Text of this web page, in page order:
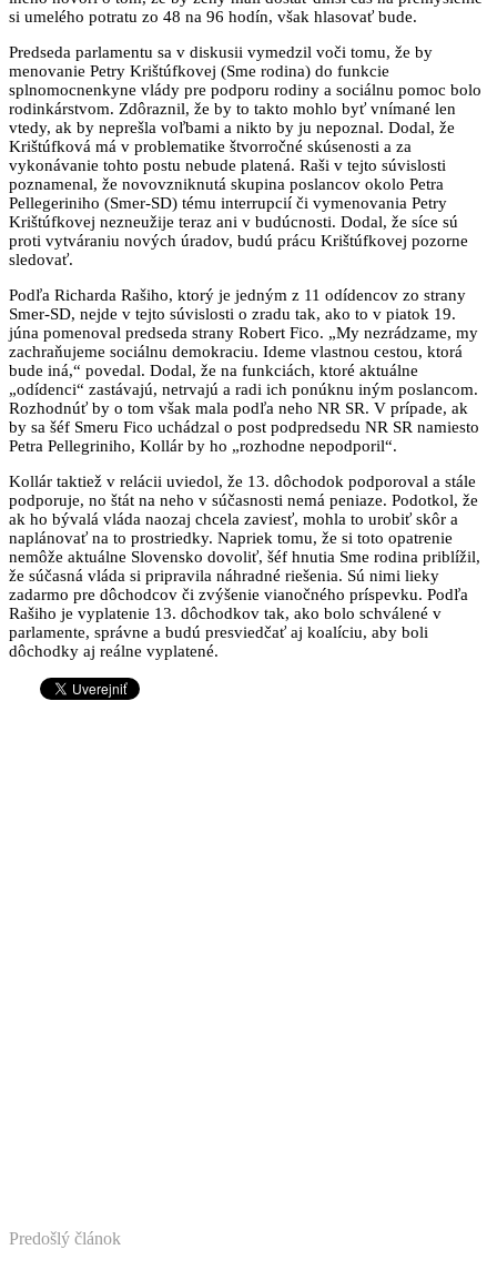
si umelého potratu zo 48 na 96 hodín, však hlasovať bude.
Predseda parlamentu sa v diskusii vymedzil voči tomu, že by
menovanie Petry Krištúfkovej (Sme rodina) do funkcie
splnomocnenkyne vlády pre podporu rodiny a sociálnu pomoc bolo
rodinkárstvom. Zdôraznil, že by to takto mohlo byť vnímané len
vtedy, ak by neprešla voľbami a nikto by ju nepoznal. Dodal, že
Krištúfková má v problematike štvorročné skúsenosti a za
vykonávanie tohto postu nebude platená. Raši v tejto súvislosti
poznamenal, že novovzniknutá skupina poslancov okolo Petra
Pellegeriniho (Smer-SD) tému interrupcií či vymenovania Petry
Krištúfkovej nezneužije teraz ani v budúcnosti. Dodal, že síce sú
proti vytváraniu nových úradov, budú prácu Krištúfkovej pozorne
sledovať.
Podľa Richarda Rašiho, ktorý je jedným z 11 odídencov zo strany
Smer-SD, nejde v tejto súvislosti o zradu tak, ako to v piatok 19.
júna pomenoval predseda strany Robert Fico. „My nezrádzame, my
zachraňujeme sociálnu demokraciu. Ideme vlastnou cestou, ktorá
bude iná,“ povedal. Dodal, že na funkciách, ktoré aktuálne
„odídenci“ zastávajú, netrvajú a radi ich ponúknu iným poslancom.
Rozhodnúť by o tom však mala podľa neho NR SR. V prípade, ak
by sa šéf Smeru Fico uchádzal o post podpredsedu NR SR namiesto
Petra Pellegriniho, Kollár by ho „rozhodne nepodporil“.
Kollár taktiež v relácii uviedol, že 13. dôchodok podporoval a stále
podporuje, no štát na neho v súčasnosti nemá peniaze. Podotkol, že
ak ho bývalá vláda naozaj chcela zaviesť, mohla to urobiť skôr a
naplánovať na to prostriedky. Napriek tomu, že si toto opatrenie
nemôže aktuálne Slovensko dovoliť, šéf hnutia Sme rodina priblížil,
že súčasná vláda si pripravila náhradné riešenia. Sú nimi lieky
zadarmo pre dôchodcov či zvýšenie vianočného príspevku. Podľa
Rašiho je vyplatenie 13. dôchodkov tak, ako bolo schválené v
parlamente, správne a budú presviedčať aj koalíciu, aby boli
dôchodky aj reálne vyplatené.
Predošlý článok